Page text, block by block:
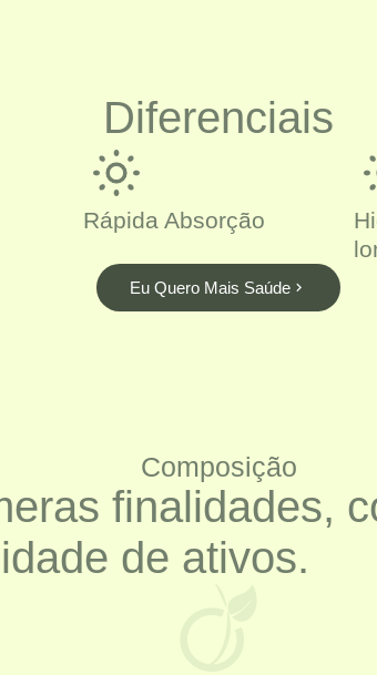
Diferenciais
Rápida Absorção
Eu Quero Mais Saúde
Composição
finalidades,
de ativos.